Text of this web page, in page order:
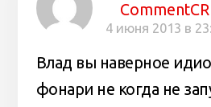
4 июня 2013 в
Влад вы наверное
фонари не когда не